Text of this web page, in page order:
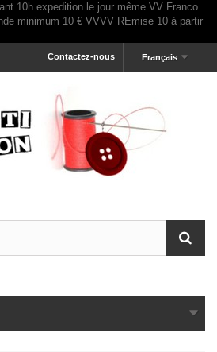
Français
Contactez-nous